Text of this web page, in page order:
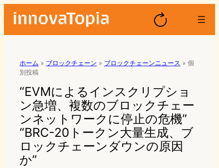
ホーム » ブロックチェーン » ブロックチェーンニュース » 個
別投稿
“EVMによるインスクリプショ
ン急増、複数のブロックチェー
ンネットワークに停止の危機”
“BRC-20トークン大量生成、ブ
ロックチェーンダウンの原因
か”